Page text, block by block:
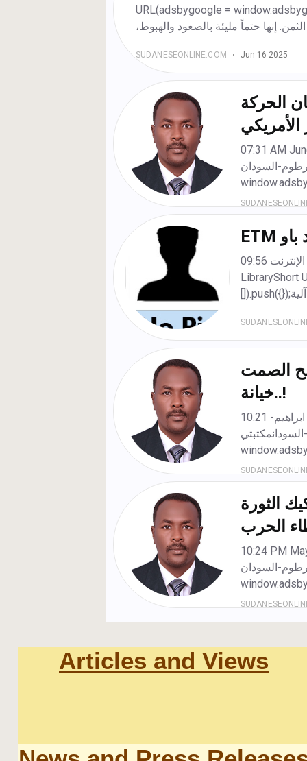
Articles and Views